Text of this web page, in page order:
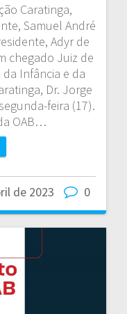
Caratinga,
Samuel André
Adyr de
chegado Juiz de
da Infância e da
Dr. Jorge
feira (17).
OAB…
de 2023 0